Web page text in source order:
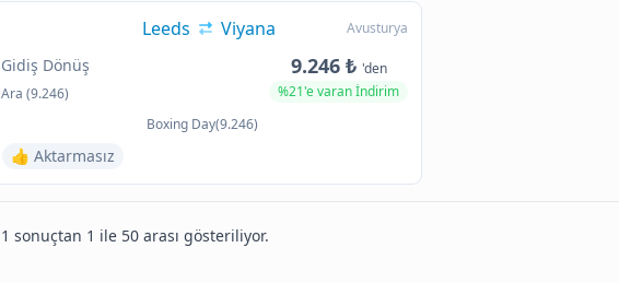
Avusturya
Leeds Viyana
Gidiş Dönüş
Ara (9.246)
9.246 ₺ 'den
%21'e varan İndirim
Boxing Day(9.246)
👍 Aktarmasız
1 sonuçtan 1 ile 50 arası gösteriliyor.